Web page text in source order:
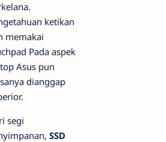
ketikan
memakai
Pada aspek
Asus pun
dianggap
segi
SSD